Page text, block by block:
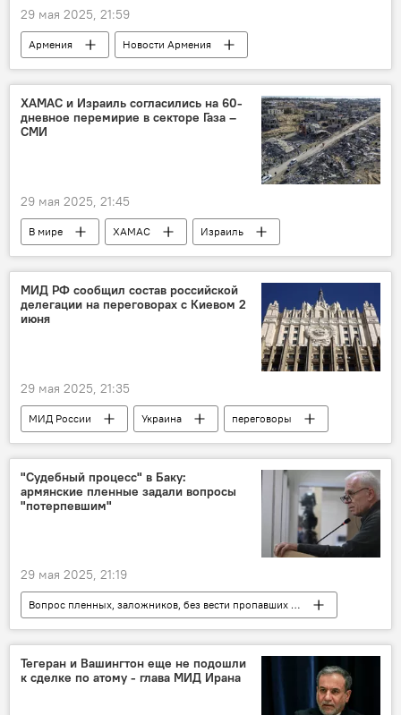
29 мая 2025, 21:59
Армения
Новости Армения
академия
футбол
"Ювентус"
Общество
ХАМАС и Израиль согласились на 60-
дневное перемирие в секторе Газа –
СМИ
29 мая 2025, 21:45
В мире ХАМАС
Израиль
перемирие
СМИ
МИД РФ сообщил состав российской
делегации на переговорах с Киевом 2
июня
29 мая 2025, 21:35
МИД России Украина переговоры
"Судебный процесс" в Баку:
армянские пленные задали вопросы
"потерпевшим"
29 мая 2025, 21:19
Вопрос пленных, заложников, без вести пропавших и погибших в Карабахе
Армения
Новости Армения
Политика
Баку пленный
Тегеран и Вашингтон еще не подошли
к сделке по атому - глава МИД Ирана